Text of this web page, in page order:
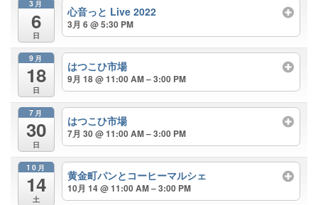
3月
6
日
心音っと Live 2022
3月 6 @ 5:30 PM
9月
18
日
はつこひ市場
9月 18 @ 11:00 AM – 3:00 PM
7月
30
日
はつこひ市場
7月 30 @ 11:00 AM – 3:00 PM
10月
14
土
黄金町パンとコーヒーマルシェ
10月 14 @ 11:00 AM – 3:00 PM